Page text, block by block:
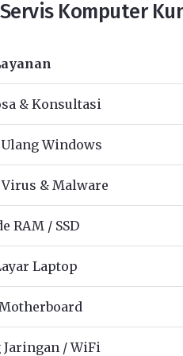
Komputer
& Konsultasi
Windows
& Malware
RAM / SSD
Laptop
Jaringan / WiFi